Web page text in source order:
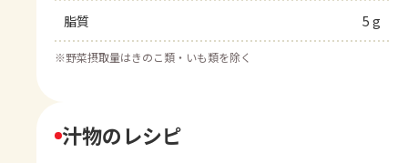
脂質 5 g
※野菜摂取量はきのこ類・いも類を除く
汁物のレシピ